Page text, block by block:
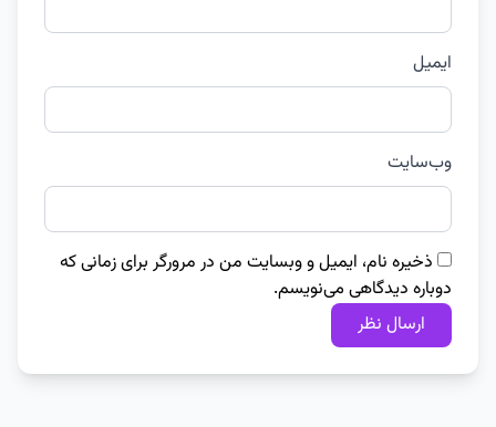
ایمیل
وب‌سایت
ذخیره نام، ایمیل و وبسایت من در مرورگر برای زمانی که
دوباره دیدگاهی می‌نویسم.